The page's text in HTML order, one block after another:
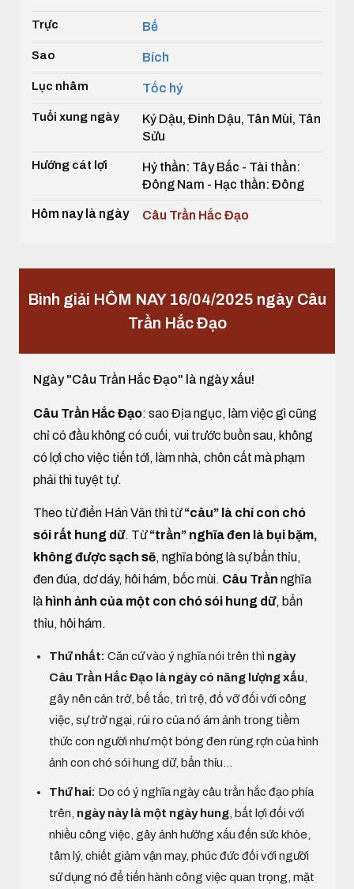
Trực Bế
Sao Bích
Lục nhâm Tốc hỷ
Tuổi xung ngày
Kỷ Dậu, Đinh Dậu, Tân Mùi, Tân
Sửu
Hướng cát lợi
Hỷ thần: Tây Bắc - Tài thần:
Đông Nam - Hạc thần: Đông
Hôm nay là ngày Câu Trần Hắc Đạo
Bình giải HÔM NAY 16/04/2025 ngày Câu
Trần Hắc Đạo
Ngày "Câu Trần Hắc Đạo" là ngày xấu!
Câu Trần Hắc Đạo: sao Địa ngục, làm việc gì cũng
chỉ có đầu không có cuối, vui trước buồn sau, không
có lợi cho việc tiến tới, làm nhà, chôn cất mà phạm
phải thì tuyệt tự.
Theo từ điển Hán Văn thì từ“câu” là chỉ con chó
sói rất hung dữ. Từ“trần” nghĩa đen là bụi bặm,
không được sạch sẽ, nghĩa bóng là sự bẩn thỉu,
đen đúa, dơ dáy, hôi hám, bốc mùi. Câu Trần nghĩa
là hình ảnh của một con chó sói hung dữ, bẩn
thỉu, hôi hám.
Thứ nhất: Căn cứ vào ý nghĩa nói trên thì ngày
Câu Trần Hắc Đạo là ngày có năng lượng xấu
gây nên cản trở, bế tắc, trì trệ, đổ vỡ đối với công
việc, sự trở ngại, rủi ro của nó ám ảnh trong tiềm
thức con người như một bóng đen rùng rợn của hình
ảnh con chó sói hung dữ, bẩn thỉu...
Thứ hai: Do có ý nghĩa ngày câu trần hắc đạo phía
trên, ngày này là một ngày hung , bất lợi đối với
nhiều công việc, gây ảnh hưởng xấu đến sức khỏe,
tâm lý, chiết giảm vận may, phúc đức đối với người
sử dụng nó để tiến hành công việc quan trọng, mặt